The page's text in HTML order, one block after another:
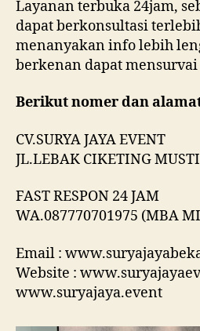
Layanan terbuka 24jam,
dapat berkonsultasi
menanyakan info lebih
berkenan dapat
Berikut nomer dan
CV.SURYA JAYA EVENT
JL.LEBAK CIKETING
FAST RESPON 24 JAM
WA.087770701975 (MBA
Email :
Website :
www.suryajaya.event